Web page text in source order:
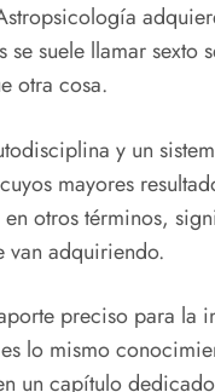
suele llamar sexto
otra cosa.
y un
mayores
otros términos,
van adquiriendo.
preciso para la
lo mismo
un capítulo